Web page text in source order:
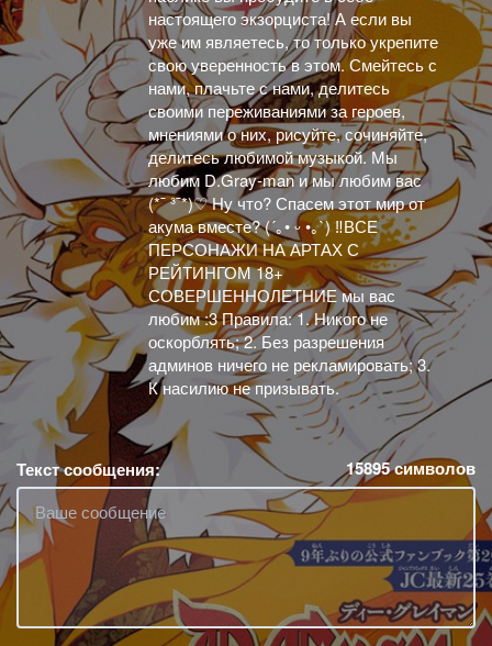
настоящего экзорциста! А если вы
уже им являетесь, то только укрепите
свою уверенность в этом. Смейтесь с
нами, плачьте с нами, делитесь
своими переживаниями за героев,
мнениями о них, рисуйте, сочиняйте,
делитесь любимой музыкой. Мы
любим D.Gray-man и мы любим вас
(*¯ ³¯*)♡ Ну что? Спасем этот мир от
акума вместе? (´｡• ᵕ •｡`) ‼️ВСЕ
ПЕРСОНАЖИ НА АРТАХ С
РЕЙТИНГОМ 18+
СОВЕРШЕННОЛЕТНИЕ мы вас
любим :3 Правила: 1. Никого не
оскорблять; 2. Без разрешения
админов ничего не рекламировать; 3.
К насилию не призывать.
Текст сообщения: 15895символов